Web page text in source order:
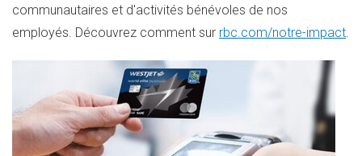
communautaires et d'activités bénévoles de nos
employés. Découvrez comment sur rbc.com/notre-impact